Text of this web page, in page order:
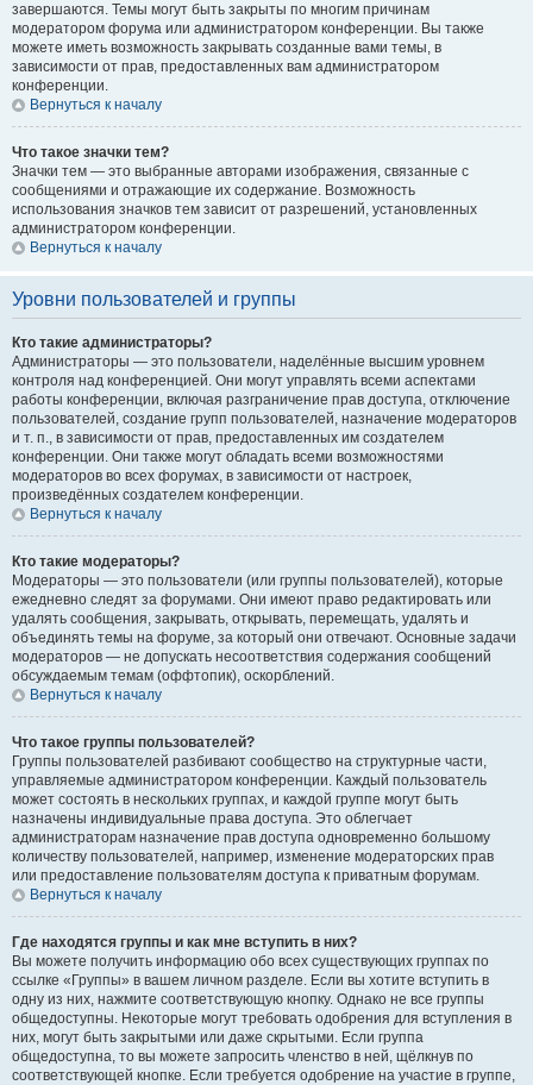
завершаются. Темы могут быть закрыты по многим причинам
модератором форума или администратором конференции. Вы также
можете иметь возможность закрывать созданные вами темы, в
зависимости от прав, предоставленных вам администратором
конференции.
Вернуться к началу
Что такое значки тем?
Значки тем — это выбранные авторами изображения, связанные с
сообщениями и отражающие их содержание. Возможность
использования значков тем зависит от разрешений, установленных
администратором конференции.
Вернуться к началу
Уровни пользователей и группы
Кто такие администраторы?
Администраторы — это пользователи, наделённые высшим уровнем
контроля над конференцией. Они могут управлять всеми аспектами
работы конференции, включая разграничение прав доступа, отключение
пользователей, создание групп пользователей, назначение модераторов
и т. п., в зависимости от прав, предоставленных им создателем
конференции. Они также могут обладать всеми возможностями
модераторов во всех форумах, в зависимости от настроек,
произведённых создателем конференции.
Вернуться к началу
Кто такие модераторы?
Модераторы — это пользователи (или группы пользователей), которые
ежедневно следят за форумами. Они имеют право редактировать или
удалять сообщения, закрывать, открывать, перемещать, удалять и
объединять темы на форуме, за который они отвечают. Основные задачи
модераторов — не допускать несоответствия содержания сообщений
обсуждаемым темам (оффтопик), оскорблений.
Вернуться к началу
Что такое группы пользователей?
Группы пользователей разбивают сообщество на структурные части,
управляемые администратором конференции. Каждый пользователь
может состоять в нескольких группах, и каждой группе могут быть
назначены индивидуальные права доступа. Это облегчает
администраторам назначение прав доступа одновременно большому
количеству пользователей, например, изменение модераторских прав
или предоставление пользователям доступа к приватным форумам.
Вернуться к началу
Где находятся группы и как мне вступить в них?
Вы можете получить информацию обо всех существующих группах по
ссылке «Группы» в вашем личном разделе. Если вы хотите вступить в
одну из них, нажмите соответствующую кнопку. Однако не все группы
общедоступны. Некоторые могут требовать одобрения для вступления в
них, могут быть закрытыми или даже скрытыми. Если группа
общедоступна, то вы можете запросить членство в ней, щёлкнув по
соответствующей кнопке. Если требуется одобрение на участие в группе,